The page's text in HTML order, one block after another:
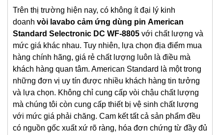
Trên thị trường hiện nay, có không ít đại lý kinh
doanh vòi lavabo cảm ứng dùng pin American
Standard Selectronic DC WF-8805 với chất lượng và
mức giá khác nhau. Tuy nhiên, lựa chọn địa điểm mua
hàng chính hãng, giá rẻ chất lượng luôn là điều mà
khách hàng quan tâm. American Standard là một trong
những đơn vị uy tín được nhiều khách hàng tin tưởng
và lựa chọn. Không chỉ cung cấp vòi chậu chất lượng
mà chúng tôi còn cung cấp thiết bị vệ sinh chất lượng
với mức giá phải chăng. Cam kết tất cả sản phẩm đều
có nguồn gốc xuất xứ rõ ràng, hóa đơn chứng từ đầy đủ